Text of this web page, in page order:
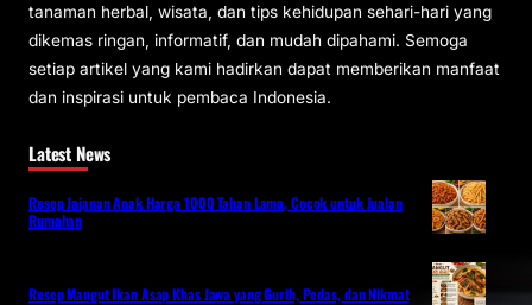
tanaman herbal, wisata, dan tips kehidupan sehari-hari yang
dikemas ringan, informatif, dan mudah dipahami. Semoga
setiap artikel yang kami hadirkan dapat memberikan manfaat
dan inspirasi untuk pembaca Indonesia.
Latest News
Resep Jajanan Anak Harga 1000 Tahan Lama, Cocok untuk Jualan
Rumahan
Resep Mangut Ikan Asap Khas Jawa yang Gurih, Pedas, dan Nikmat